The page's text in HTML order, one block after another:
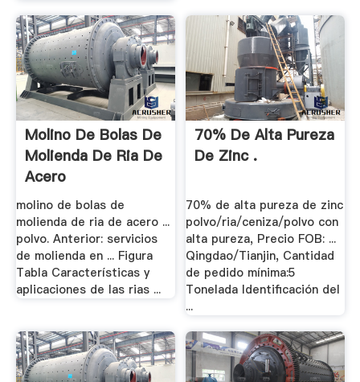
Molino De Bolas De
Molienda De Ria De
Acero
molino de bolas de
molienda de ria de acero ...
polvo. Anterior: servicios
de molienda en ... Figura
Tabla Características y
aplicaciones de las rias ...
70% De Alta Pureza
De Zinc .
70% de alta pureza de zinc
polvo/ria/ceniza/polvo con
alta pureza, Precio FOB: ...
Qingdao/Tianjin, Cantidad
de pedido mínima:5
Tonelada Identificación del
...